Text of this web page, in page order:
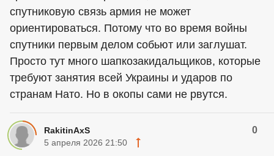
спутниковую связь армия не может
ориентироваться. Потому что во время войны
спутники первым делом собьют или заглушат.
Просто тут много шапкозакидальщиков, которые
требуют занятия всей Украины и ударов по
странам Нато. Но в окопы сами не рвутся.
RakitinAxS 0
5 апреля 2026 21:50